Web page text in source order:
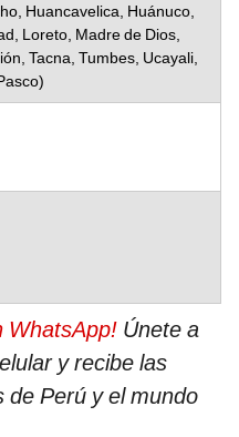
Huancavelica, Huánuco,
Loreto, Madre de Dios,
Tacna, Tumbes, Ucayali,
WhatsApp! Únete a
y recibe las
Perú y el mundo